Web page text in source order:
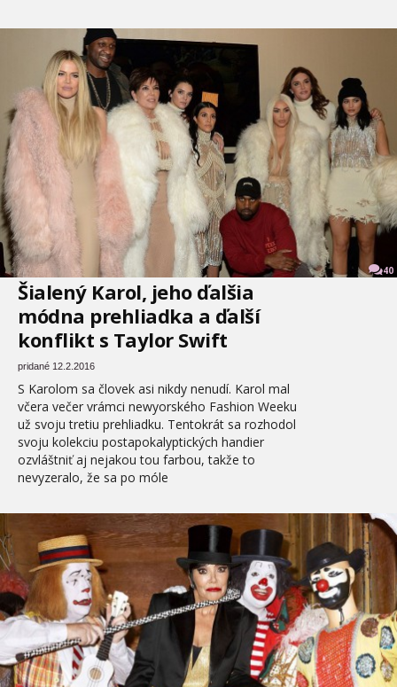
40
Šialený Karol, jeho ďalšia
módna prehliadka a ďalší
konflikt s Taylor Swift
pridané 12.2.2016
S Karolom sa človek asi nikdy nenudí. Karol mal
včera večer vrámci newyorského Fashion Weeku
už svoju tretiu prehliadku. Tentokrát sa rozhodol
svoju kolekciu postapokalyptických handier
ozvláštniť aj nejakou tou farbou, takže to
nevyzeralo, že sa po móle